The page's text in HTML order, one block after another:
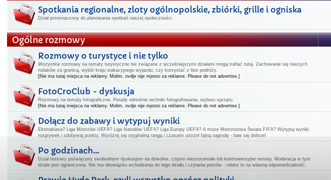
Spotkania regionalne, zloty ogólnopolskie, zbiórki, grille i ogniska
Dział przeznaczony do planowania spotkań naszej społeczności.
Ogólne rozmowy
Rozmowy o turystyce i nie tylko
Wszystkie rozmowy na tematy turystyczne nie związane z wcześniejszymi działami mogą trafiać tutaj. Zachowanie się naszych
rodaków za granicą, wybór kraju wakacyjnego wyjazdu, czy korzystać z biur podróży.
[Nie ma tutaj miejsca na reklamy. Molim, ovdje nije mjesto za reklame. Please do not advertise.]
FotoCroClub - dyskusja
Rozmowy na tematy fotograficzne. Porady odnośnie techniki fotografowania, wyboru sprzętu.
[Nie ma tutaj miejsca na reklamy. Molim, ovdje nije mjesto za reklame. Please do not advertise.]
Dołącz do zabawy i wytypuj wyniki
Ekstraklasa? Liga Mistrzów UEFA? Liga Narodów UEFA? Liga Europy UEFA? A może Mistrzostwa Świata FIFA? Wytypuj wyniki
rozgrywek i zdobywaj punkty. Wyróżnij się oryginalną rangą i czasami ustrzel fajną nagrodę - baw się dobrze!
Po godzinach...
Dział testowy poświęcony swobodnym dyskusjom na dowolne, często niezrozumiałe lub kontrowersyjne tematy. Moderacja w tym
dziale jest ograniczona. Nie ma obowiązku wchodzenia do tego działu i czytania postów - robisz to na własną odpowiedzialność.